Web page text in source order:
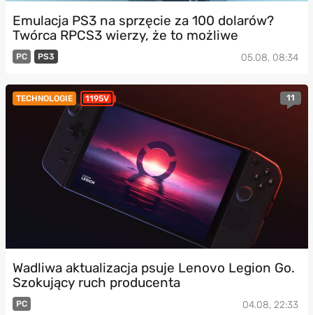
Emulacja PS3 na sprzęcie za 100 dolarów?
Twórca RPCS3 wierzy, że to możliwe
PC PS3 05.08, 08:34
TECHNOLOGIE 1195V 11
Wadliwa aktualizacja psuje Lenovo Legion Go.
Szokujący ruch producenta
PC 04.08, 22:33